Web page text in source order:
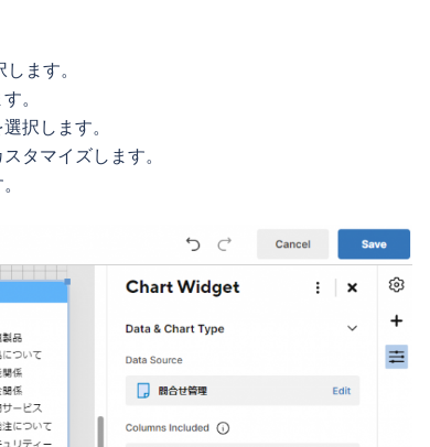
ます。
。
択します。
タマイズします。